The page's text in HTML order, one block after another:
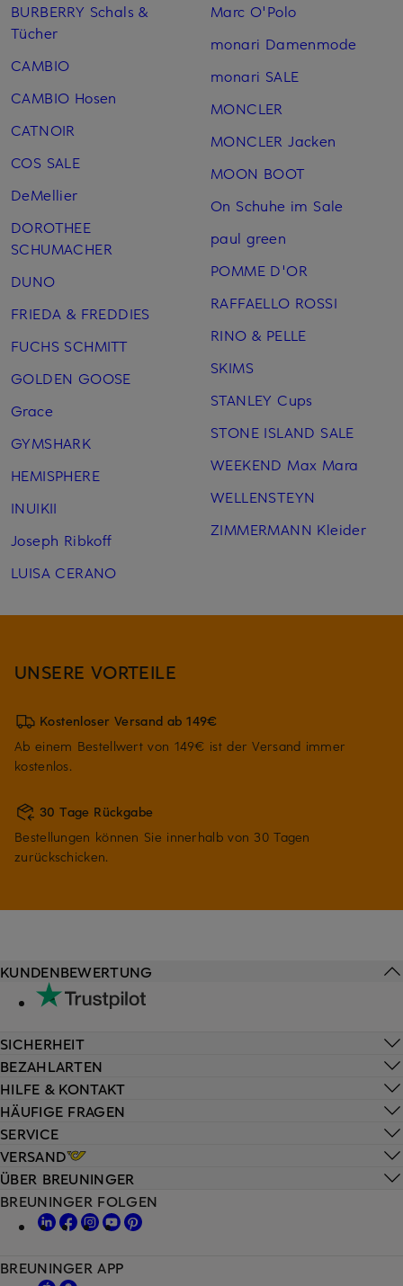
BURBERRY Schals &
Tücher
CAMBIO
CAMBIO Hosen
CATNOIR
COS SALE
DeMellier
DOROTHEE
SCHUMACHER
DUNO
FRIEDA & FREDDIES
FUCHS SCHMITT
GOLDEN GOOSE
Grace
GYMSHARK
HEMISPHERE
INUIKII
Joseph Ribkoff
LUISA CERANO
Marc O'Polo
monari Damenmode
monari SALE
MONCLER
MONCLER Jacken
MOON BOOT
On Schuhe im Sale
paul green
POMME D'OR
RAFFAELLO ROSSI
RINO & PELLE
SKIMS
STANLEY Cups
STONE ISLAND SALE
WEEKEND Max Mara
WELLENSTEYN
ZIMMERMANN Kleider
UNSERE VORTEILE
Kostenloser Versand ab 149€
Ab einem Bestellwert von 149€ ist der Versand immer
kostenlos.
30 Tage Rückgabe
Bestellungen können Sie innerhalb von 30 Tagen
zurückschicken.
HILFE & KONTAKT
HÄUFIGE FRAGEN
SERVICE
VERSAND
KUNDENBEWERTUNG
SICHERHEIT
BEZAHLARTEN
ÜBER BREUNINGER
BREUNINGER FOLGEN
BREUNINGER APP